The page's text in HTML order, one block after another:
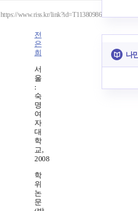
https://www.riss.kr/link?id=T11380986
전
은
희
서
울
:
숙
명
여
자
대
학
교,
2008
학
위
논
문
나